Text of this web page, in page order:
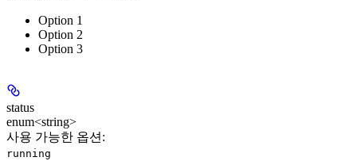
Option 1
Option 2
Option 3
status
enum<string>
사용 가능한 옵션 :
running